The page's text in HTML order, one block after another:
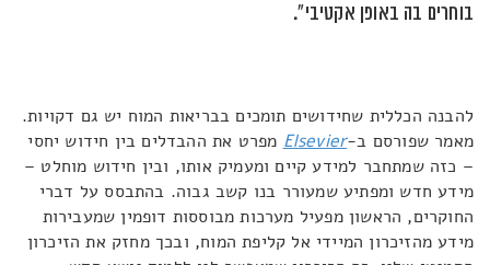
בוחרים בה באופן אקטיבי".
להבנה הכללית שחידושים תומכים בבריאות המוח יש גם דקויות.
מאמר שפורסם ב-Elsevier מפרט את ההבדלים בין חידוש יחסי
– כזה שמתחבר למידע קיים ומעמיק אותו, ובין חידוש מוחלט –
מידע חדש ומפתיע שמעורר בנו קשב גבוה. בהתבסס על דברי
החוקרים, הראשון מפעיל מערכות מבוססות דופמין שמעבירות
מידע מהזיכרון המיידי אל קליפת המוח, ובכך מחזק את הזיכרון